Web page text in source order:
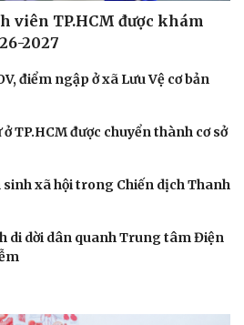
viên TP.HCM được khám
2027
điểm ngập ở xã Lưu Vệ cơ bản
TP.HCM được chuyển thành cơ sở
xã hội trong Chiến dịch Thanh
di dời dân quanh Trung tâm Điện